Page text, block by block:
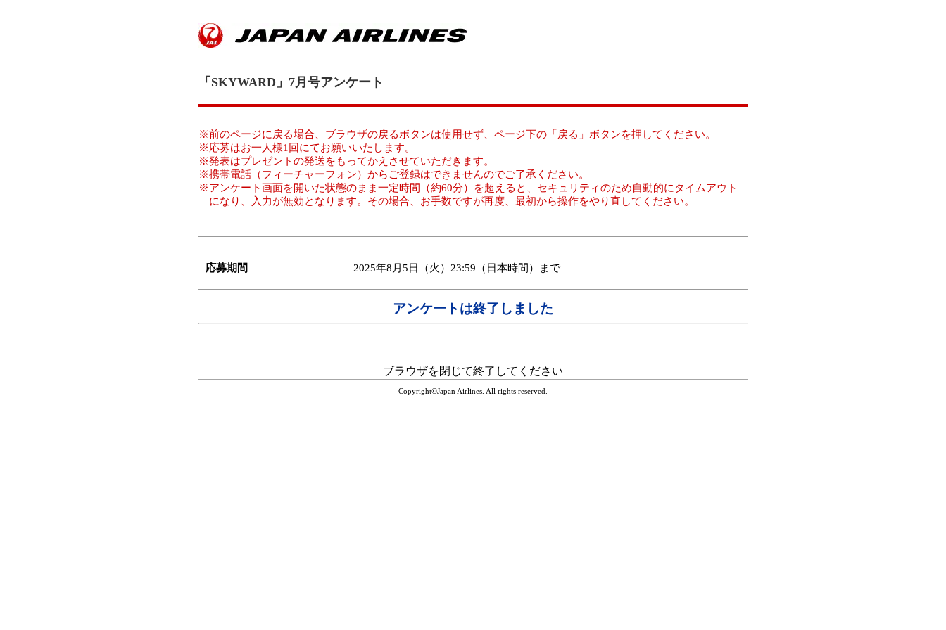
「SKYWARD」7月号アンケート
※前のページに戻る場合、ブラウザの戻るボタンは使用せず、ページ下の「戻る」ボタンを押してください。
※応募はお一人様1回にてお願いいたします。
※発表はプレゼントの発送をもってかえさせていただきます。
※携帯電話（フィーチャーフォン）からご登録はできませんのでご了承ください。
※アンケート画面を開いた状態のまま一定時間（約60分）を超えると、セキュリティのため自動的にタイムアウト
になり、入力が無効となります。その場合、お手数ですが再度、最初から操作をやり直してください。
応募期間 2025年8月5日（火）23:59（日本時間）まで
アンケートは終了しました
ブラウザを閉じて終了してください
Copyright©Japan Airlines. All rights reserved.